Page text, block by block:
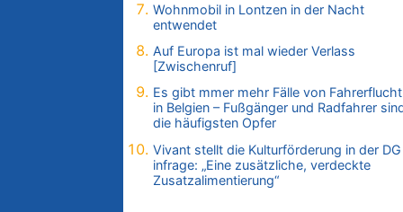
06.08.2026 - 14:46 von Hugo Egon
von Sinnen zu
Frau hörte Stimmen aus Haus des
verstorbenen Nachbarn
06.08.2026 - 14:44 von Coralie zu
Zweite Hitzewelle in diesem Sommer ist
amtlich
06.08.2026 - 14:41 von Coralie zu
Zweite Hitzewelle in diesem Sommer ist
Wohnmobil in Lontzen in der Nacht
entwendet
Auf Europa ist mal wieder Verlass
[Zwischenruf]
Es gibt mmer mehr Fälle von Fahrerflucht
in Belgien – Fußgänger und Radfahrer
die häufigsten Opfer
Vivant stellt die Kulturförderung in der DG
infrage: „Eine zusätzliche, verdeckte
Zusatzalimentierung“